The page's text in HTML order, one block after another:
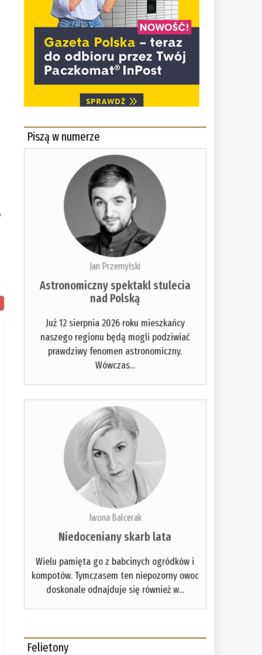
Piszą w numerze
Jan Przemyłski
Astronomiczny spektakl stulecia
nad Polską
Już 12 sierpnia 2026 roku mieszkańcy
naszego regionu będą mogli podziwiać
prawdziwy fenomen astronomiczny.
Wówczas...
Iwona Balcerak
Niedoceniany skarb lata
Wielu pamięta go z babcinych ogródków i
kompotów. Tymczasem ten niepozorny owoc
doskonale odnajduje się również w...
Felietony